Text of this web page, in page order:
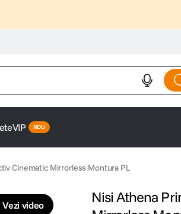
VIP
Cinematic Mirrorless Montura PL
Vezi video
Nisi Athena